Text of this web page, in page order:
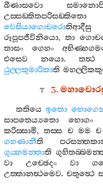
ඛීණාසවො
උස‍්සඞ‍්කිතපරිසඞ‍්කිතො
වෙසියාගොචරොතිආදීසු
රූපූපජීවිනියො, තා
තාසං
ගෙහං
එසෙව
නයො. තත්‍ථ
ථුල‍්ලකුමාරිකාති
3.
තතියෙ ඉතො
සාපතෙය්‍යතො
භොගං
කරිස‍්සාමි,තස‍්ස ච මම ච
ගහණානීති
ගුය‍්හමන‍්තාති
වා
උච‍්ඡෙදං වා
උත‍්තානත්‍ථමෙව. චතුත්‍ථෙ